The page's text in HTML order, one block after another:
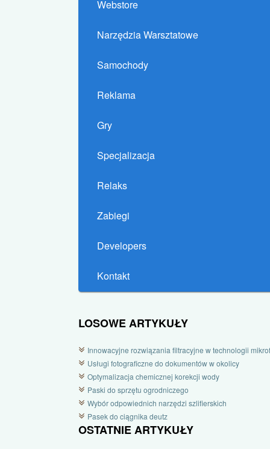
Webstore
Narzędzia Warsztatowe
Samochody
Reklama
Gry
Specjalizacja
Relaks
Zabiegi
Developers
Kontakt
LOSOWE ARTYKUŁY
Innowacyjne rozwiązania filtracyjne w technologii
Usługi fotograficzne do dokumentów w okolicy
Optymalizacja chemicznej korekcji wody
Paski do sprzętu ogrodniczego
Wybór odpowiednich narzędzi szlifierskich
Pasek do ciągnika deutz
OSTATNIE ARTYKUŁY